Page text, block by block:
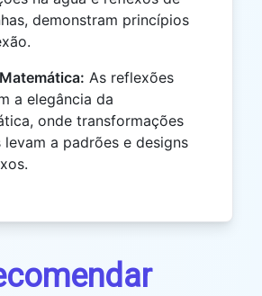
demonstram princípios
As reflexões
a elegância da
onde transformações
levam a padrões e designs